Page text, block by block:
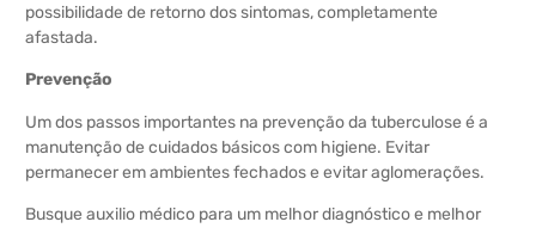
possibilidade de retorno dos sintomas, completamente
afastada.
Prevenção
Um dos passos importantes na prevenção da tuberculose é a
manutenção de cuidados básicos com higiene. Evitar
permanecer em ambientes fechados e evitar aglomerações.
Busque auxilio médico para um melhor diagnóstico e melhor